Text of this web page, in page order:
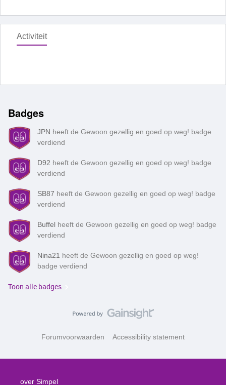
Activiteit
Badges
JPN heeft de Gewoon gezellig en goed op weg! badge
verdiend
D92 heeft de Gewoon gezellig en goed op weg! badge
verdiend
SB87 heeft de Gewoon gezellig en goed op weg! badge
verdiend
Buffel heeft de Gewoon gezellig en goed op weg! badge
verdiend
Nina21 heeft de Gewoon gezellig en goed op weg!
badge verdiend
Toon alle badges
Forumvoorwaarden Accessibility statement
over Simpel